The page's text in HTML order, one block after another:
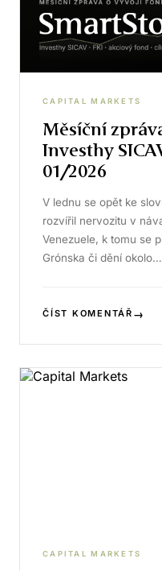
CAPITAL MARKETS
Měsíční
Investhy
01/2026
V lednu se opět ke
rozvířil nervozitu v
Venezuele, k tomu se
Grónska či dění okolo…
ČÍST KOMENTÁŘ →
CAPITAL MARKETS